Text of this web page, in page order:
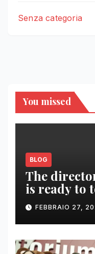
Senza categoria
You missed
BLOG
The
is ready to
FEBBRAIO 27,